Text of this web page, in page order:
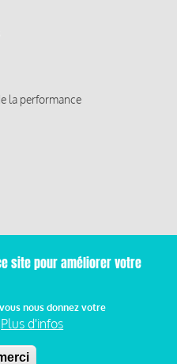
la performance
générale d’utilisation et
site pour améliorer votre
nous donnez votre
Plus d'infos